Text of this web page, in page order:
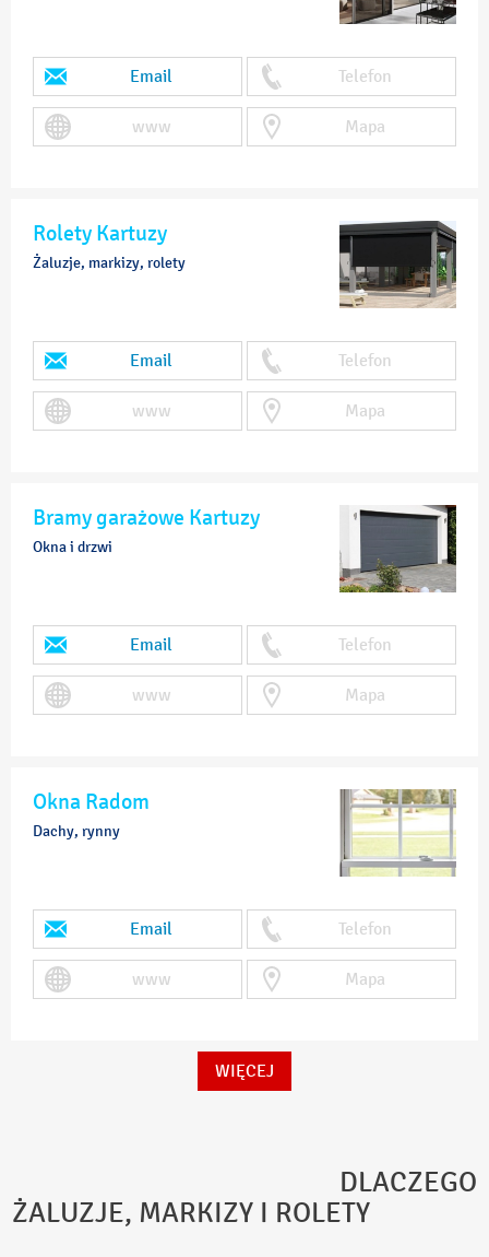
Email Telefon
www Mapa
Rolety Kartuzy
Żaluzje, markizy, rolety
Email Telefon
www Mapa
Bramy garażowe Kartuzy
Okna i drzwi
Email Telefon
www Mapa
Okna Radom
Dachy, rynny
Email Telefon
www Mapa
WIĘCEJ
DLACZEGO
ŻALUZJE, MARKIZY I ROLETY